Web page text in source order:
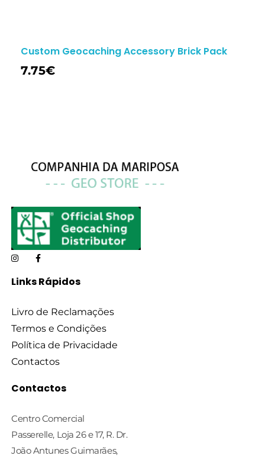
Custom Geocaching Accessory Brick Pack
7.75€
Links Rápidos
Livro de Reclamações
Termos e Condições
Política de Privacidade
Contactos
Contactos
Centro Comercial
Passerelle, Loja 26 e 17, R. Dr.
João Antunes Guimarães,